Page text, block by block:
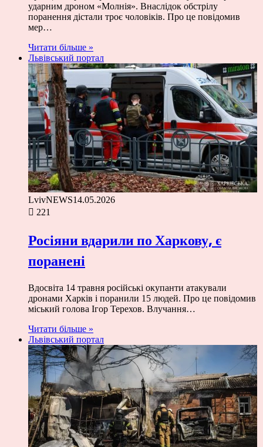
ударним дроном «Молнія». Внаслідок обстрілу
поранення дістали троє чоловіків. Про це повідомив
мер…
Читати більше »
Львівський портал
LvivNEWS14.05.2026
221
Росіяни вдарили по Харкову, є
поранені
Вдосвіта 14 травня російські окупанти атакували
дронами Харків і поранили 15 людей. Про це повідомив
міський голова Ігор Терехов. Влучання…
Читати більше »
Львівський портал